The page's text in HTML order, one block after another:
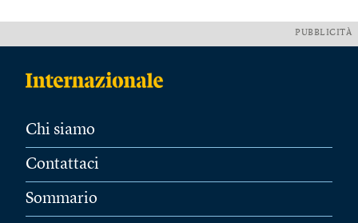
PUBBLICITÀ
Chi siamo
Contattaci
Sommario